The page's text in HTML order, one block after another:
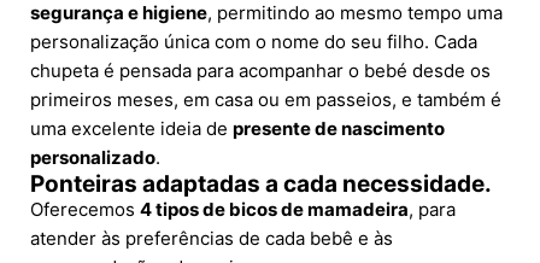
segurança e higiene, permitindo ao mesmo tempo uma
personalização única com o nome do seu filho. Cada
chupeta é pensada para acompanhar o bebé desde os
primeiros meses, em casa ou em passeios, e também é
uma excelente ideia de presente de nascimento
personalizado.
Ponteiras adaptadas a cada necessidade.
Oferecemos 4 tipos de bicos de mamadeira, para
atender às preferências de cada bebê e às